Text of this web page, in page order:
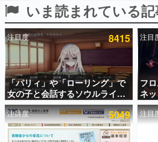
ピックアップ
電ファミのいま読まれている記事ラン
アプリセール情報
インタビュー
連載・特集一覧
いま読まれている
注目度 8415
「パリィ」や「ローリング」で
女の子と会話するソウルライク
恋愛ゲーム『小早川さんはソウ
ルライク』無料公開。返事に失
敗すると「YOU DIED」
注目
フ
ネ
が8
ト
テ
注目度 5049 注目